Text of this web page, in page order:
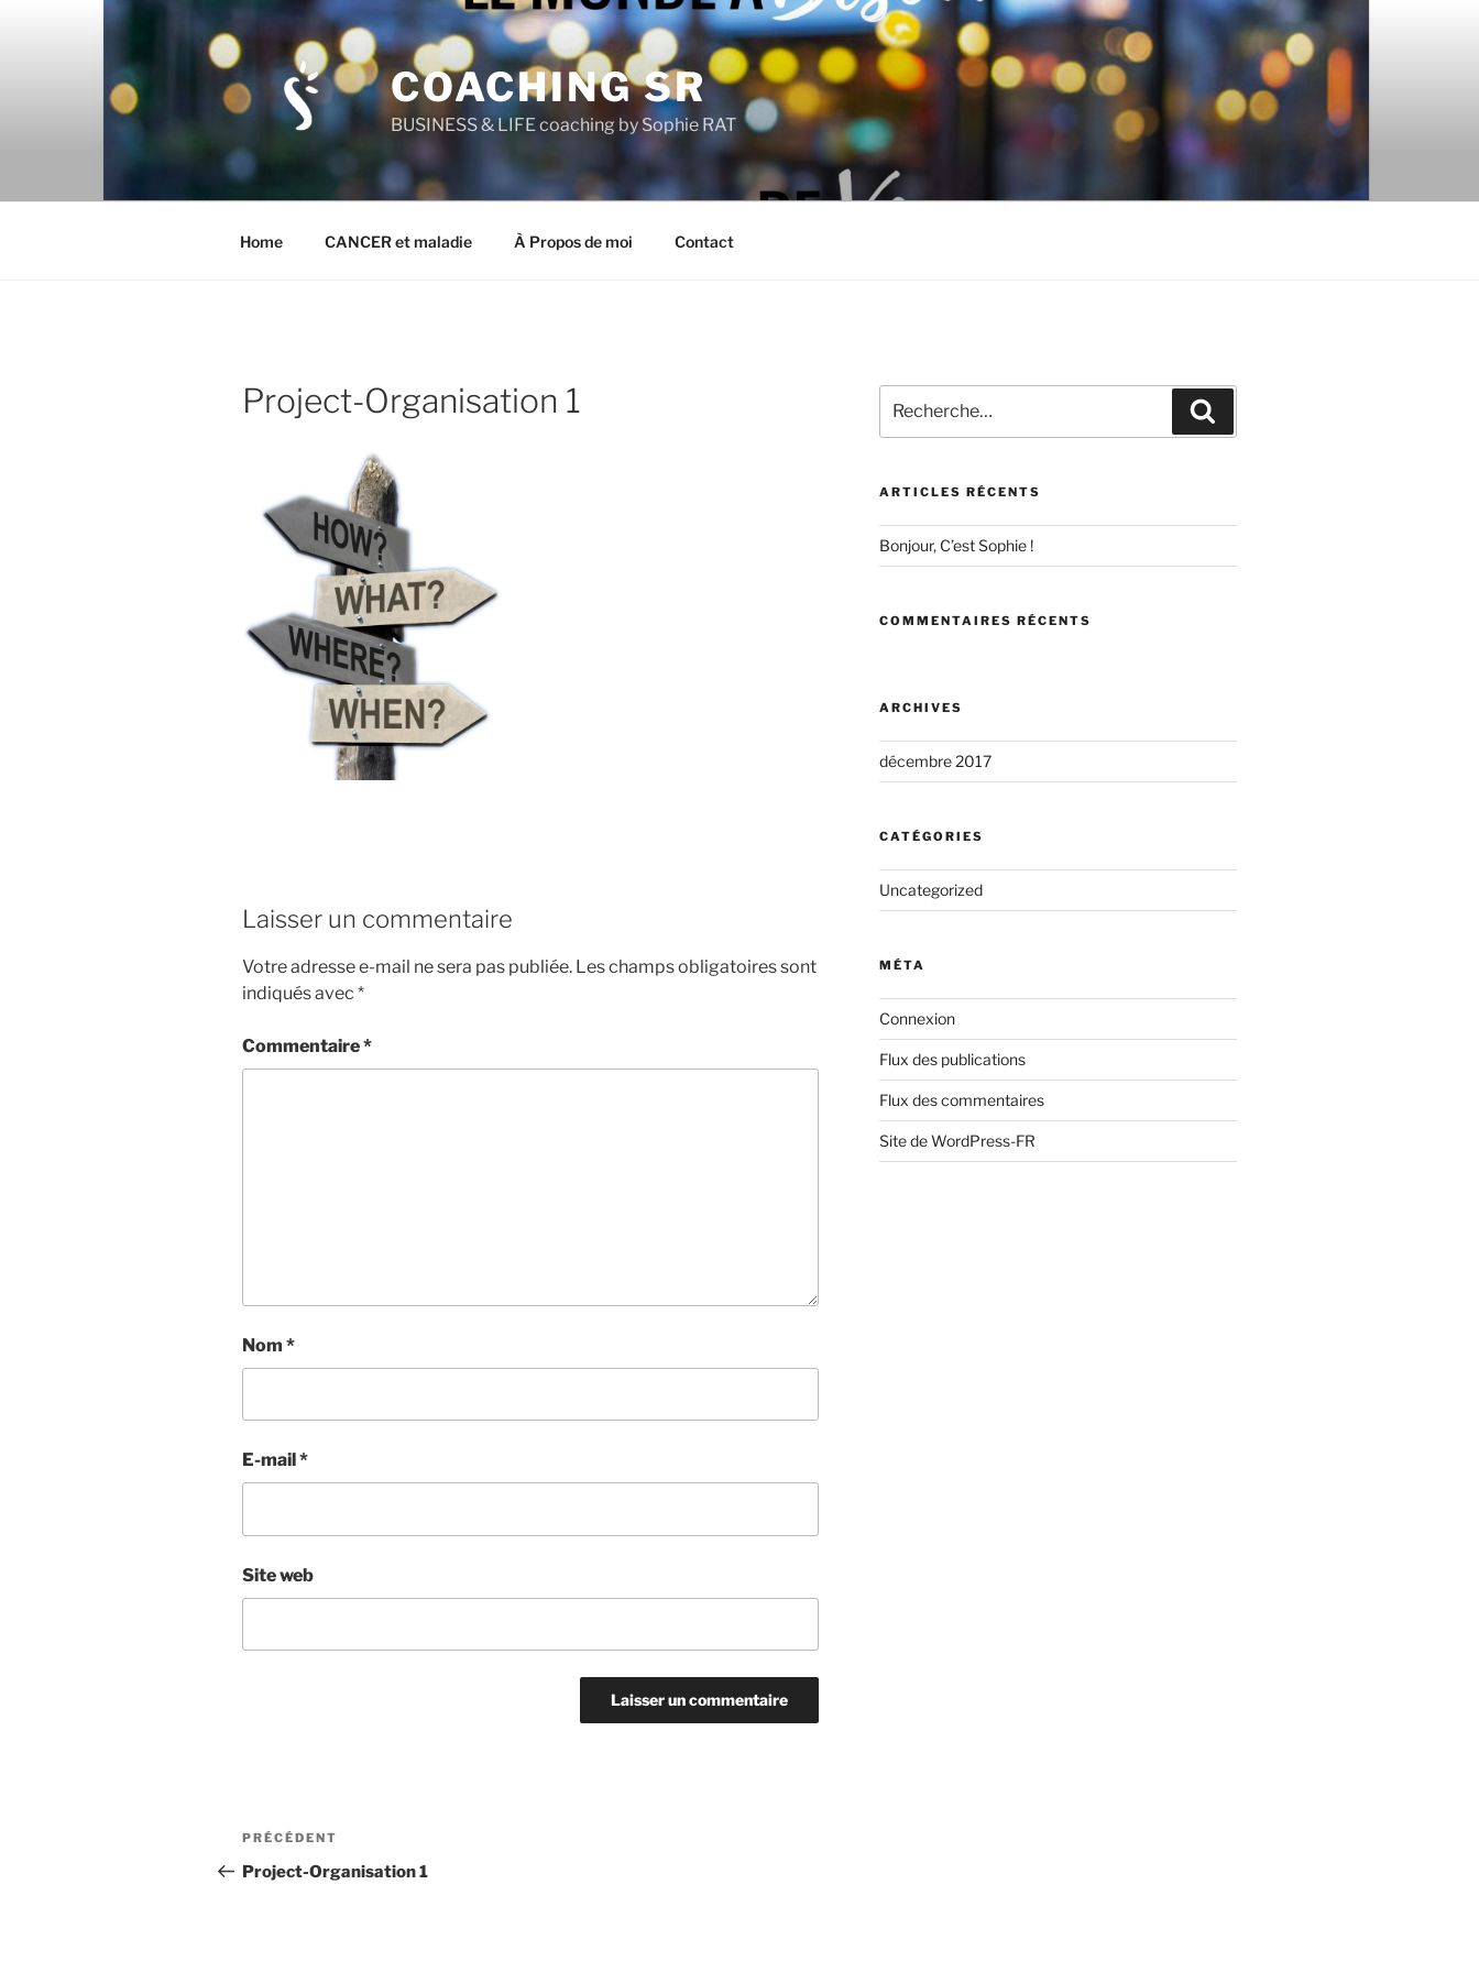
COACHING SR
BUSINESS & LIFE coaching by Sophie RAT
Home CANCER et maladie À Propos de moi Contact
Project-Organisation 1
Laisser un commentaire
Votre adresse e-mail ne sera pas publiée. Les champs obligatoires sont
indiqués avec *
Commentaire*
Nom *
E-mail *
Site web
Navigation
de
Article
précédent
PRÉCÉDENT
Project-Organisation 1
pour
:
ARTICLES RÉCENTS
Bonjour, C’est Sophie !
COMMENTAIRES RÉCENTS
ARCHIVES
décembre 2017
CATÉGORIES
Uncategorized
MÉTA
Connexion
Flux des publications
Flux des commentaires
Site de WordPress-FR